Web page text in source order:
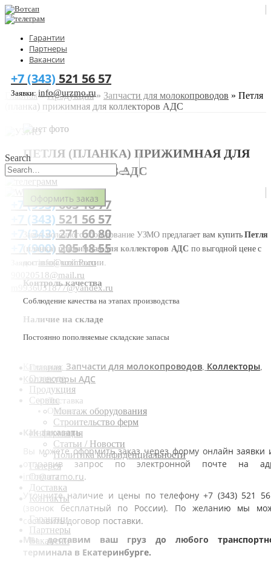
Гарантии
Партнеры
Вакансии
+7 (343) 521 56 57
Заявки:info@urzmo.ru
Search
+7 (993)603 18 77
+7 (343) 521 56 57
+7 (343)271 60 80
+7 (900)205 18 55
Заявки:info@urzmo.ru
90020518@mail.ru
m9936031877@yandex.ru
Главная
О заводе
Продукция
Сервис
Монтаж оборудования
Строительство ферм
Информация
Статьи / Новости
Политика конфиденциальности
Галерея
Оплата
Доставка
Контакты
Гарантии
Партнеры
Вакансии
Главная»Продукция» Запчасти для молокопроводов » Петля
(планка) прижимная для коллекторов АДС
ПЕТЛЯ (ПЛАНКА) ПРИЖИМНАЯ ДЛЯ
КОЛЛЕКТОРОВ АДС
Оформить заказ
Завод молочного оборудование УЗМО предлагает вам купитьПетля
(планка) прижимная для коллекторов АДС по выгодной цене с
доставкой всей России.
Контроль качества
Соблюдение качества на этапах производства
Наличие на складе
Постоянно пополняемые складские запасы
Категории: Запчасти для молокопроводов Коллекторы
Коллекторы АДС
Доставка
Оплата
Как заказать
Вы можете оформить заказ через форму онлайн заявки
отправив запрос по электронной почте на
info@urzmo.ru.
Уточните наличие и цены по телефону +7 (343) 521
(звонок бесплатный по России). По желанию мы
составить договор поставки.
Мы доставим ваш груз до любого
терминала в Екатеринбурге.